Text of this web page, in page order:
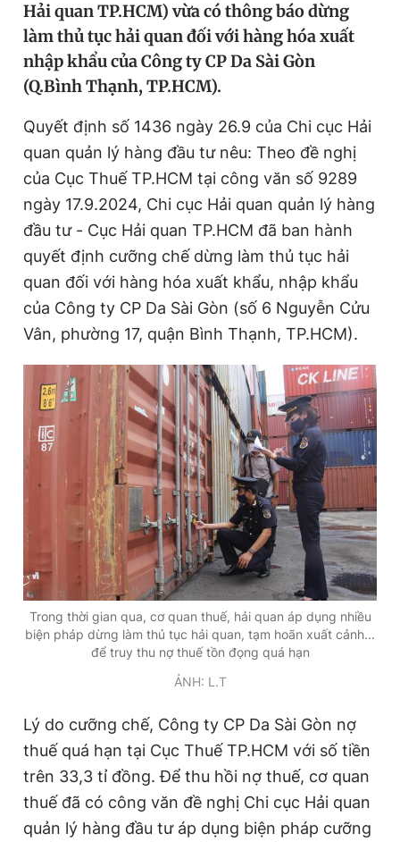
Video Magazine
Sản phẩm khác
Tiện ích Bạn cần biết
Thông tin tòa soạn Liên hệ quảng cáo
Đọc Thanh Niên trên điện thoại
Theo dõi báo trên
0906 645 777
Liên hệ quảng cáo
0908 780 404
Đặt báo Quảng cáo RSS Tòa soạn Chính sách bảo
Tổng biên tập: Nguyễn Ngọc Toàn
Phó tổng biên tập thường trực: Hải Thành
Phó tổng biên tập: Lâm Hiếu Dũng
Phó tổng biên tập: Trần Việt Hưng
Tổng thư ký tòa soạn: Đức Trung
Giấy phép xuất bản số 110/GP - BTTTT cấp ngày 24.3.2020
© 2003-2026 Bản quyền thuộc về Báo Thanh Niên. Cấm sao
bản. Phát triển bởi ePi Technologies, JSC.
Hải quan TP.HCM) vừa có thông báo dừng
làm thủ tục hải quan đối với hàng hóa xuất
nhập khẩu của Công ty CP Da Sài Gòn
(Q.Bình Thạnh, TP.HCM).
Quyết định số 1436 ngày 26.9 của Chi cục Hải
quan quản lý hàng đầu tư nêu: Theo đề nghị
của Cục Thuế TP.HCM tại công văn số 9289
ngày 17.9.2024, Chi cục Hải quan quản lý hàng
đầu tư - Cục Hải quan TP.HCM đã ban hành
quyết định cưỡng chế dừng làm thủ tục hải
quan đối với hàng hóa xuất khẩu, nhập khẩu
của Công ty CP Da Sài Gòn (số 6 Nguyễn Cửu
Vân, phường 17, quận Bình Thạnh, TP.HCM).
Trong thời gian qua, cơ quan thuế, hải quan áp dụng nhiều
biện pháp dừng làm thủ tục hải quan, tạm hoãn xuất cảnh...
để truy thu nợ thuế tồn đọng quá hạn
ẢNH: L.T
Lý do cưỡng chế, Công ty CP Da Sài Gòn nợ
thuế quá hạn tại Cục Thuế TP.HCM với số tiền
trên 33,3 tỉ đồng. Để thu hồi nợ thuế, cơ quan
thuế đã có công văn đề nghị Chi cục Hải quan
quản lý hàng đầu tư áp dụng biện pháp cưỡng